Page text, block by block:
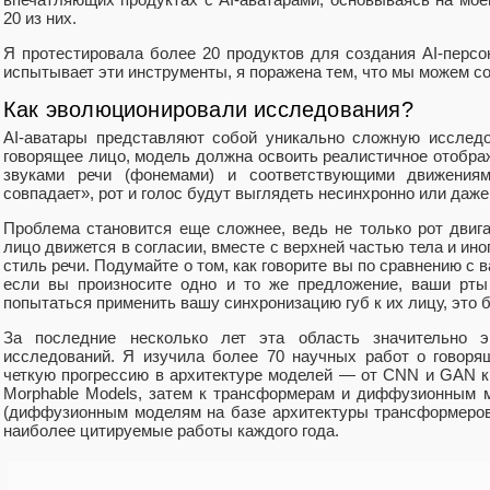
20 из них.
Я протестировала более 20 продуктов для создания AI-
испытывает эти инструменты, я поражена тем, что мы можем
Как эволюционировали исследования?
AI-аватары представляют собой уникально сложную
говорящее лицо, модель должна освоить реалистичное
звуками речи (фонемами) и соответствующими
совпадает», рот и голос будут выглядеть несинхронно или
Проблема становится еще сложнее, ведь не только рот
лицо движется в согласии, вместе с верхней частью тела и
стиль речи. Подумайте о том, как говорите вы по сравнению
если вы произносите одно и то же предложение, ваши рты
попытаться применить вашу синхронизацию губ к их лицу, это
За последние несколько лет эта область значительно
исследований. Я изучила более 70 научных работ о
четкую прогрессию в архитектуре моделей — от CNN и GAN
Morphable Models, затем к трансформерам и
(диффузионным моделям на базе архитектуры
наиболее цитируемые работы каждого года.